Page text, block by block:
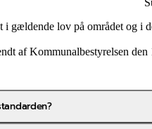
i gældende lov på området og i
af Kommunalbestyrelsen den